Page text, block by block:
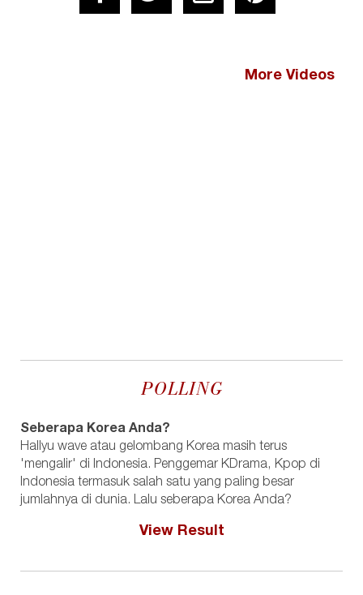
More Videos
POLLING
Seberapa Korea Anda?
Hallyu wave atau gelombang Korea masih terus
'mengalir' di Indonesia. Penggemar KDrama, Kpop di
Indonesia termasuk salah satu yang paling besar
jumlahnya di dunia. Lalu seberapa Korea Anda?
View Result